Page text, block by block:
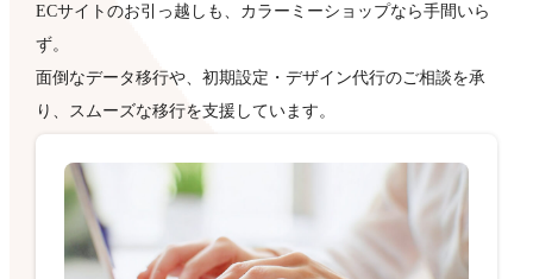
ECサイトのお引っ越しも、カラーミーショップなら手間いら
ず。
面倒なデータ移行や、初期設定・デザイン代行のご相談を承
り、スムーズな移行を支援しています。